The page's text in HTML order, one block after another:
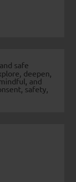
safe
deepen,
and
safety,